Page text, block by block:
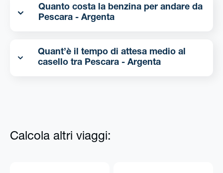
Quanto costa la benzina per andare da
Pescara - Argenta
Quant’è il tempo di attesa medio al
casello tra Pescara - Argenta
Calcola altri viaggi: